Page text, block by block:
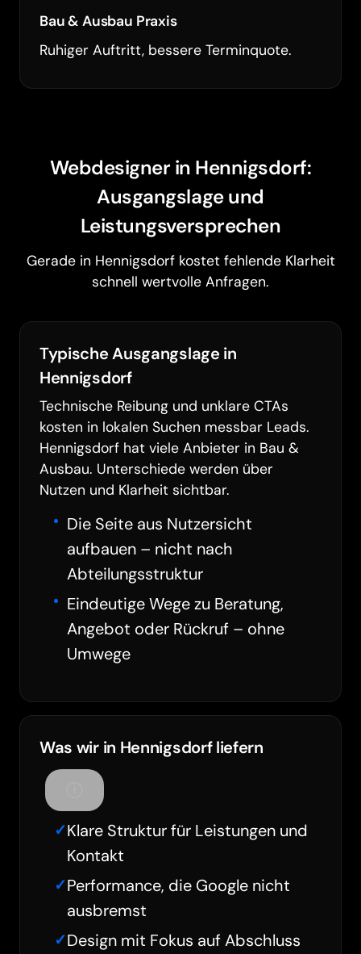
Bau & Ausbau Praxis
Ruhiger Auftritt, bessere Terminquote.
Webdesigner in Hennigsdorf:
Ausgangslage und
Leistungsversprechen
Gerade in Hennigsdorf kostet fehlende Klarheit
schnell wertvolle Anfragen.
Typische Ausgangslage in
Hennigsdorf
Technische Reibung und unklare CTAs
kosten in lokalen Suchen messbar Leads.
Hennigsdorf hat viele Anbieter in Bau &
Ausbau. Unterschiede werden über
Nutzen und Klarheit sichtbar.
Die Seite aus Nutzersicht
aufbauen – nicht nach
Abteilungsstruktur
Eindeutige Wege zu Beratung,
Angebot oder Rückruf – ohne
Umwege
Was wir in Hennigsdorf liefern
Klare Struktur für Leistungen und
Kontakt
Performance, die Google nicht
ausbremst
Design mit Fokus auf Abschluss